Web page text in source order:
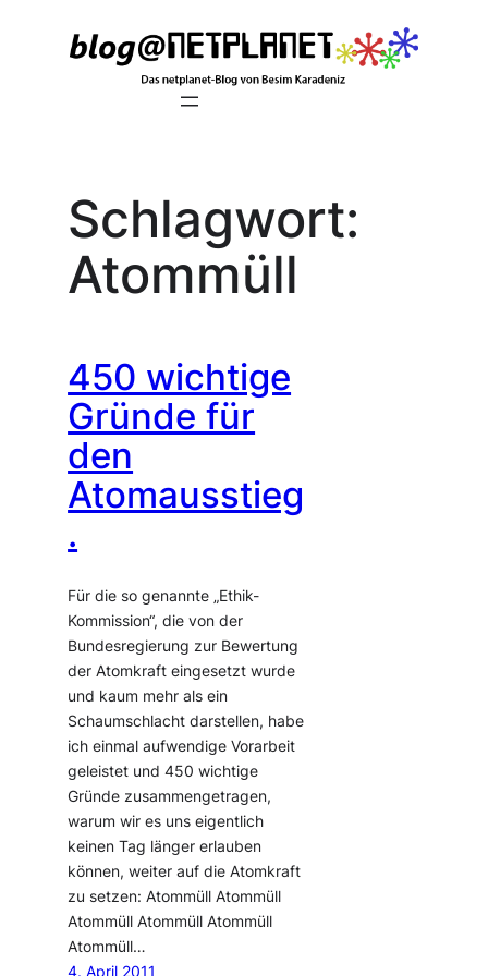
Schlagwort:
Atommüll
450 wichtige
Gründe für
den
Atomausstieg
.
Für die so genannte „Ethik-
Kommission“, die von der
Bundesregierung zur Bewertung
der Atomkraft eingesetzt wurde
und kaum mehr als ein
Schaumschlacht darstellen, habe
ich einmal aufwendige Vorarbeit
geleistet und 450 wichtige
Gründe zusammengetragen,
warum wir es uns eigentlich
keinen Tag länger erlauben
können, weiter auf die Atomkraft
zu setzen: Atommüll Atommüll
Atommüll Atommüll Atommüll
Atommüll…
4. April 2011